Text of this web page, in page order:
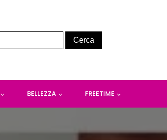
BELLEZZA FREETIME